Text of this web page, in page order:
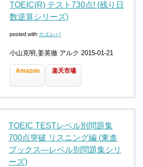
TOEIC(R) テスト730点! (残り日
数逆算シリーズ)
posted with カエレバ
小山克明,姜英徹 アルク 2015-01-21
Amazon 楽天市場
TOEIC TESTレベル別問題集
700点突破 リスニング編 (東進
ブックス―レベル別問題集シリ
ーズ)